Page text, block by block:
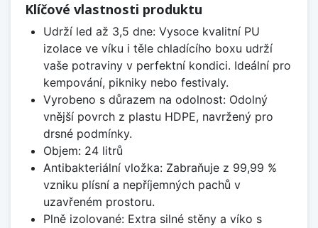
Klíčové vlastnosti produktu
Udrží led až 3,5 dne: Vysoce kvalitní PU
izolace ve víku i těle chladícího boxu udrží
vaše potraviny v perfektní kondici. Ideální pro
kempování, pikniky nebo festivaly.
Vyrobeno s důrazem na odolnost: Odolný
vnější povrch z plastu HDPE, navržený pro
drsné podmínky.
Objem: 24 litrů
Antibakteriální vložka: Zabraňuje z 99,99 %
vzniku plísní a nepříjemných pachů v
uzavřeném prostoru.
Plně izolované: Extra silné stěny a víko s